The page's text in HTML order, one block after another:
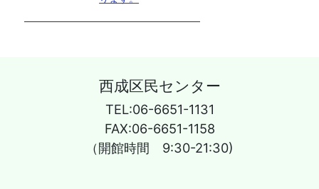
西成区民センター
TEL:06-6651-1131
FAX:06-6651-1158
（開館時間 9:30-21:30)